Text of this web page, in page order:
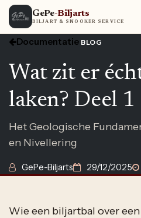
Overslaan naar inhoud
GePe-Biljarts
BILJART & SNOOKER SERVICE
Documentatie BLOG
Wat zit er
laken? Deel 1
Het Geologische
en Nivellering
GePe-Biljarts 29/12/2025
Wie een biljartbal over